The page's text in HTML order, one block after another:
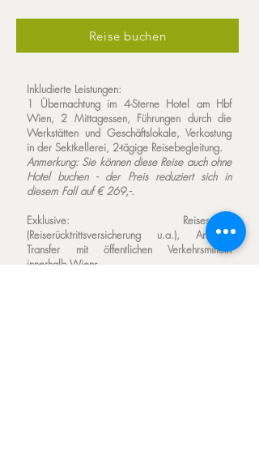
Reise buchen
Inkludierte Leistungen:
1 Übernachtung im 4-Sterne Hotel am Hbf
Wien, 2 Mittagessen, Führungen durch die
Werkstätten und Geschäftslokale, Verkostung
in der Sektkellerei, 2-tägige Reisebegleitung.
Anmerkung: Sie können diese Reise auch ohne
Hotel buchen - der Preis reduziert sich in
diesem Fall auf € 269,-.
Exklusive: Reiseschutz
(Reiserücktrittsversicherung u.a.), Anreise,
Transfer mit öffentlichen Verkehrsmitteln
innerhalb Wiens.